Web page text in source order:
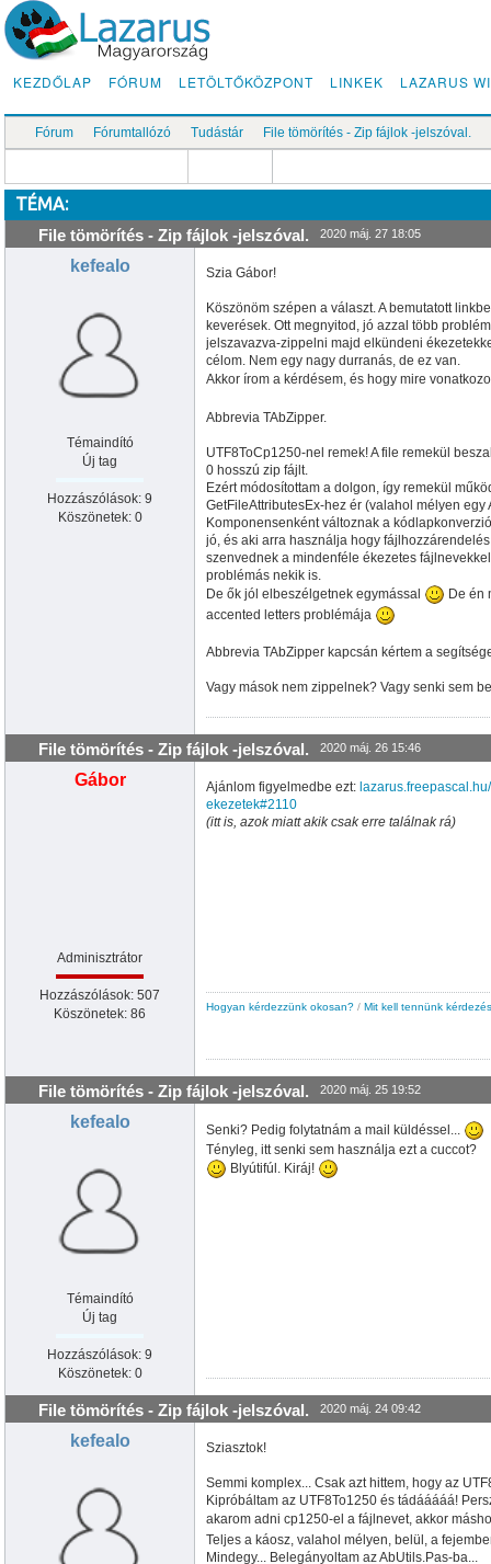
KEZDŐLAP FÓRUM LETÖLTŐKÖZPONT LINKEK LAZARUS
Fórum Fórumtallózó Tudástár File tömörítés - Zip fájlok -jelszóval.
TÉMA:
File tömörítés - Zip fájlok -jelszóval. 2020 máj. 27 18:05
kefealo
Témaindító
Új tag
Hozzászólások: 9
Köszönetek: 0
Szia Gábor!
Köszönöm szépen a választ. A bemutatott
keverések. Ott megnyitod, jó azzal több
jelszavazva-zippelni majd elkündeni
célom. Nem egy nagy durranás, de ez van.
Akkor írom a kérdésem, és hogy mire
Abbrevia TAbZipper.
UTF8ToCp1250-nel remek! A file remekül
0 hosszú zip fájlt.
Ezért módosítottam a dolgon, így remekül
GetFileAttributesEx-hez ér (valahol mélyen
Komponensenként változnak a
jó, és aki arra használja hogy
szenvednek a mindenféle ékezetes
problémás nekik is.
De ők jól elbeszélgetnek egymással
De én
accented letters problémája
Abbrevia TAbZipper kapcsán kértem a
Vagy mások nem zippelnek? Vagy senki sem
File tömörítés - Zip fájlok -jelszóval. 2020 máj. 26 15:46
Gábor
Adminisztrátor
Hozzászólások: 507
Köszönetek: 86
Ajánlom figyelmedbe ezt:
ekezetek#2110
(itt is, azok miatt akik csak erre találnak rá)
Hogyan kérdezzünk okosan? / Mit kell tennünk
File tömörítés - Zip fájlok -jelszóval. 2020 máj. 25 19:52
kefealo
Témaindító
Új tag
Hozzászólások: 9
Köszönetek: 0
Senki? Pedig folytatnám a mail küldéssel...
Tényleg, itt senki sem használja ezt a cuccot?
Blyútifúl. Kiráj!
File tömörítés - Zip fájlok -jelszóval. 2020 máj. 24 09:42
kefealo Sziasztok!
Semmi komplex... Csak azt hittem, hogy az
Kipróbáltam az UTF8To1250 és tádááááá!
akarom adni cp1250-el a fájlnevet, akkor
Teljes a káosz, valahol mélyen, belül, a
Mindegy... Belegányoltam az AbUtils.Pas-ba...